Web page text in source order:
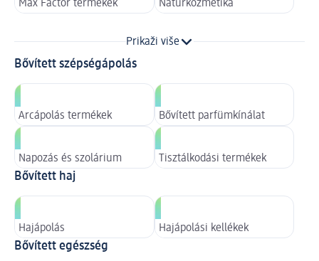
Max Factor termékek Natúrkozmetika
Prikaži više
Bővített szépségápolás
Arcápolás termékek Bővített parfümkínálat
Napozás és szolárium Tisztálkodási termékek
Bővített haj
Hajápolás Hajápolási kellékek
Bővített egészség